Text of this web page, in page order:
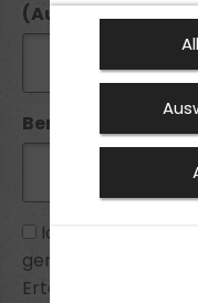
Bemerkung:
Ich habe die
genommen und bin
Erteilte